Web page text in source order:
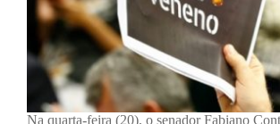
Na quarta-feira (20), o senador Fabiano